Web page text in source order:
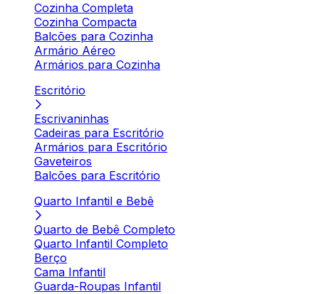
Cozinha Completa
Cozinha Compacta
Balcões para Cozinha
Armário Aéreo
Armários para Cozinha
Escritório
Escrivaninhas
Cadeiras para Escritório
Armários para Escritório
Gaveteiros
Balcões para Escritório
Quarto Infantil e Bebê
Quarto de Bebê Completo
Quarto Infantil Completo
Berço
Cama Infantil
Guarda-Roupas Infantil